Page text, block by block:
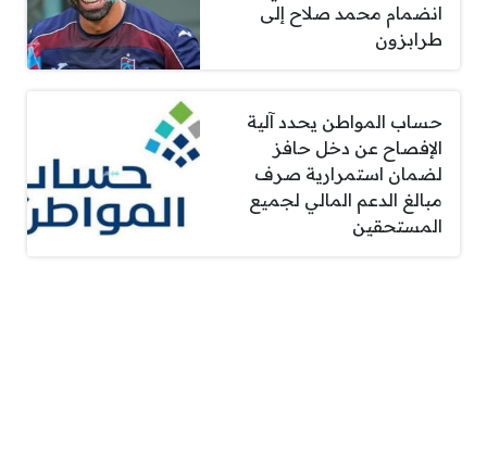
انضمام محمد صلاح إلى
طرابزون
حساب المواطن يحدد آلية
الإفصاح عن دخل حافز
لضمان استمرارية صرف
مبالغ الدعم المالي لجميع
المستحقين